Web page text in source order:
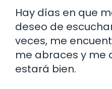
Hay días en que
deseo de
veces, me
me abraces y me
estará bien.